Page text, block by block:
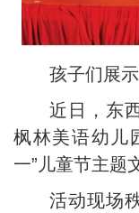
孩子们展示
近日，东
枫林美语幼儿
一”儿童节主题
活动现场